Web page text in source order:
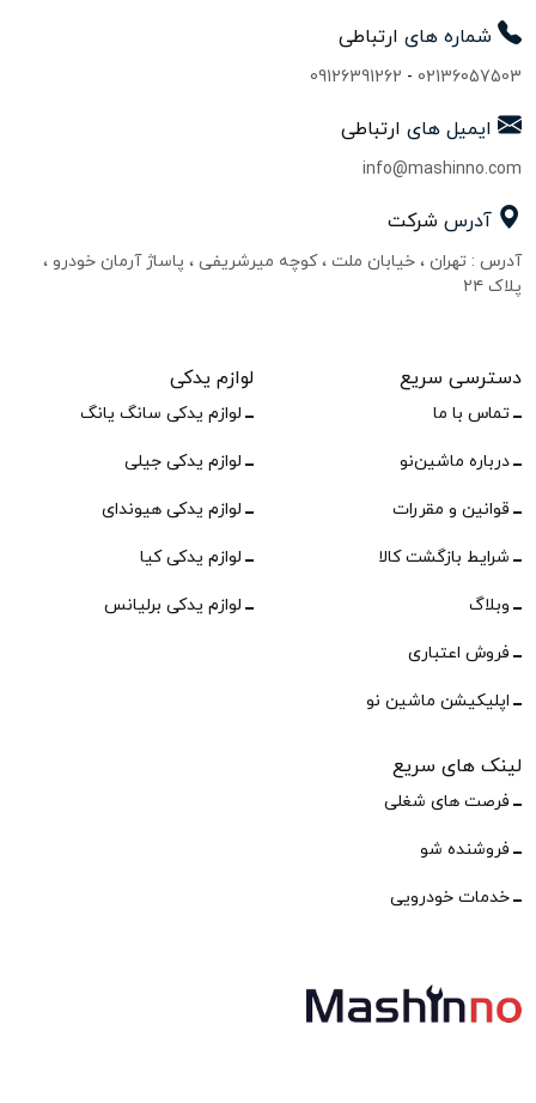
شماره های ارتباطی
02136057503
-
09126391262
ایمیل های ارتباطی
info@mashinno.com
آدرس شرکت
آدرس : تهران ، خیابان ملت ، کوچه میرشریفی ، پاساژ آرمان خودرو ،
پلاک ۲۴
دسترسی سریع
تماس با ما
درباره ماشین‌نو
قوانین و مقررات
شرایط بازگشت کالا
وبلاگ
فروش اعتباری
اپلیکیشن ماشین نو
لوازم یدکی
لوازم یدکی سانگ یانگ
لوازم یدکی جیلی
لوازم یدکی هیوندای
لوازم یدکی کیا
لوازم یدکی برلیانس
لینک های سریع
فرصت های شغلی
فروشنده شو
خدمات خودرویی